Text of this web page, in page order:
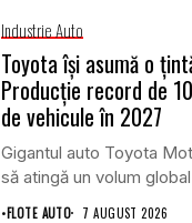
Industrie Auto
Toyota își asumă o
Producție record de
de vehicule în 2027
Gigantul auto Toyota
să atingă un volum
•FLOTE AUTO 7 AUGUST 2026